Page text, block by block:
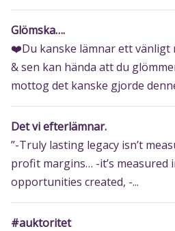
Glömska….
❤️Du kanske lämnar ett vänligt
& sen kan hända att du
mottog det kanske gjorde
Det vi efterlämnar.
”-Truly lasting legacy isn’t
profit margins… -it’s measured
opportunities created, -...
#auktoritet